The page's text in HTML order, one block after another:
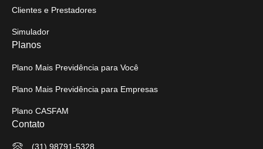
Clientes e Prestadores
Simulador
Planos
Plano Mais Previdência para Você
Plano Mais Previdência para Empresas
Plano CASFAM
Contato
(31) 98791-5328